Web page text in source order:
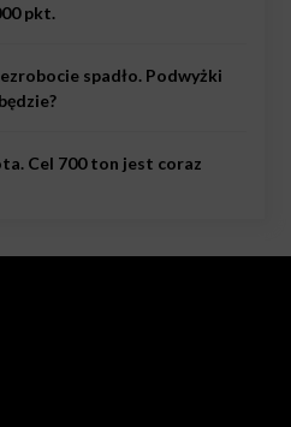
pkt.
spadło. Podwyżki
Cel 700 ton jest coraz